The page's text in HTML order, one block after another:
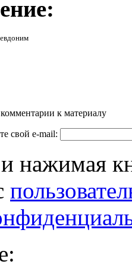
к материалу
свой e-mail:
нажимая